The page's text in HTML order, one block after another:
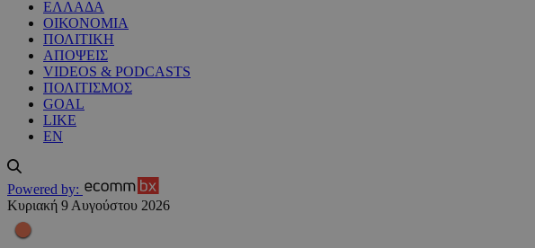
ΕΛΛΑΔΑ
ΟΙΚΟΝΟΜΙΑ
ΠΟΛΙΤΙΚΗ
ΑΠΟΨΕΙΣ
VIDEOS & PODCASTS
ΠΟΛΙΤΙΣΜΟΣ
GOAL
LIKE
EN
Powered by:
Κυριακή 9 Αυγούστου 2026